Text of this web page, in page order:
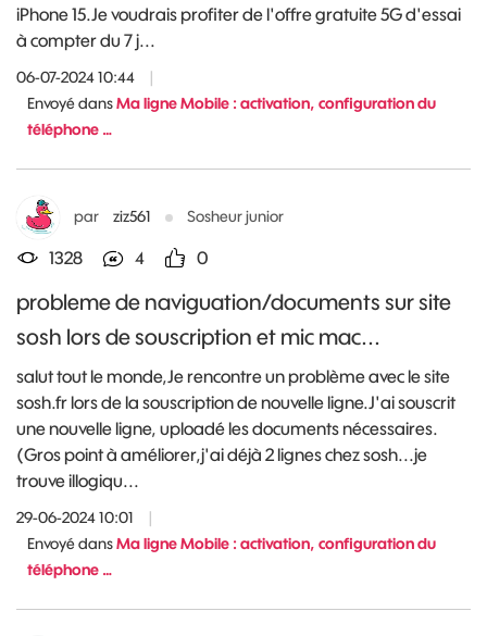
iPhone 15.Je voudrais profiter de l'offre gratuite 5G d'essai
à compter du 7 j...
06-07-2024 10:44
|
Envoyé dansMa ligne Mobile : activation, configuration du
téléphone …
probleme de naviguation/documents sur site
sosh lors de souscription et mic mac...
salut tout le monde,Je rencontre un problème avec le site
sosh.fr lors de la souscription de nouvelle ligne.J'ai souscrit
une nouvelle ligne, uploadé les documents nécessaires.
(Gros point à améliorer,j'ai déjà 2 lignes chez sosh...je
trouve illogiqu...
29-06-2024 10:01
|
Envoyé dansMa ligne Mobile : activation, configuration du
téléphone …
par ziz561 Sosheur junior
1328 4 0